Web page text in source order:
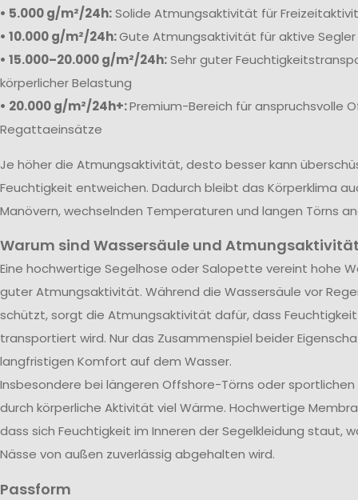
• 5.000 g/m²/24h:Solide Atmungsaktivität für
• 10.000 g/m²/24h:Gute Atmungsaktivität für aktive Segler
• 15.000–20.000 g/m²/24h:Sehr guter
körperlicher Belastung
• 20.000 g/m²/24h+:Premium-Bereich für anspruchsvolle
Regattaeinsätze
Je höher die Atmungsaktivität, desto besser kann
Feuchtigkeit entweichen. Dadurch bleibt das Körperklima
Manövern, wechselnden Temperaturen und langen Törns
Warum sind Wassersäule und
Eine hochwertige Segelhose oder Salopette vereint hohe
guter Atmungsaktivität. Während die Wassersäule vor
schützt, sorgt die Atmungsaktivität dafür, dass
transportiert wird. Nur das Zusammenspiel beider
langfristigen Komfort auf dem Wasser.
Insbesondere bei längeren Offshore-Törns oder
durch körperliche Aktivität viel Wärme. Hochwertige
dass sich Feuchtigkeit im Inneren der Segelkleidung staut,
Nässe von außen zuverlässig abgehalten wird.
Passform